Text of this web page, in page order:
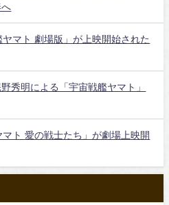
マト 劇場版」が上映開始された
秀明による「宇宙戦艦ヤマト」
ト 愛の戦士たち」が劇場上映開